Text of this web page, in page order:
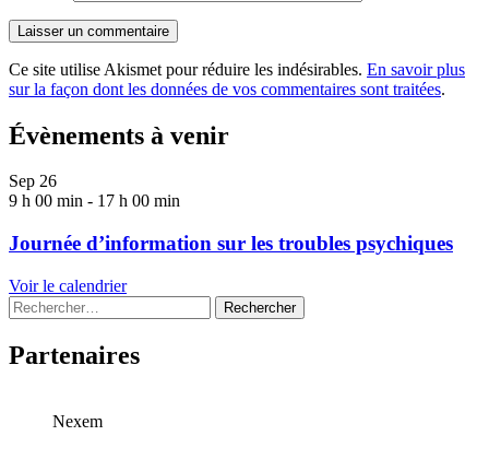
Ce site utilise Akismet pour réduire les indésirables. En savoir plus
sur la façon dont les données de vos commentaires sont traitées.
Évènements à venir
Sep 26
9 h 00 min - 17 h 00 min
Journée d’information sur les troubles psychiques
Voir le calendrier
Rechercher :
Partenaires
Nexem